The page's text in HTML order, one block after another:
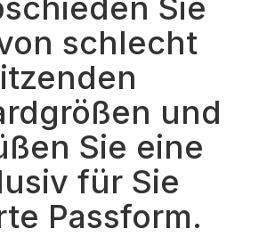
schlecht
und
Sie eine
für Sie
Passform.